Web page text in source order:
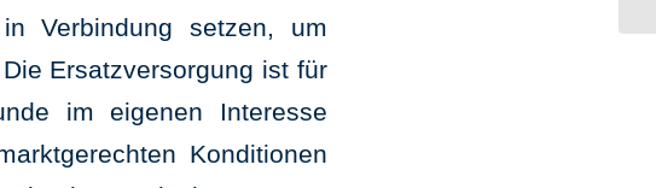
Verbindung setzen, um
Ersatzversorgung ist für
im eigenen Interesse
Konditionen